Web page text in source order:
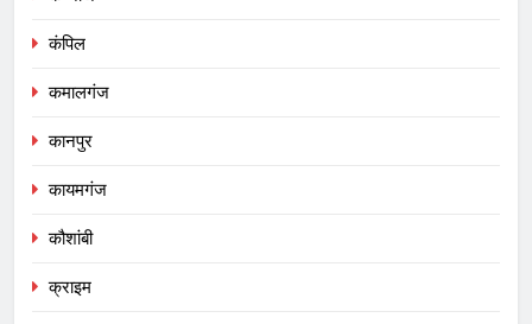
कंपिल
कमालगंज
कानपुर
कायमगंज
कौशांबी
क्राइम